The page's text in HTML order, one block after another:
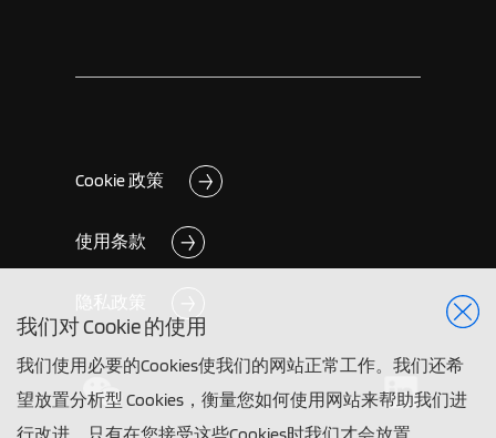
我们对 Cookie 的使用
我们使用必要的Cookies使我们的网站正常工作。我们还希
望放置分析型 Cookies，衡量您如何使用网站来帮助我们进
Cookie 政策
使用条款
隐私政策